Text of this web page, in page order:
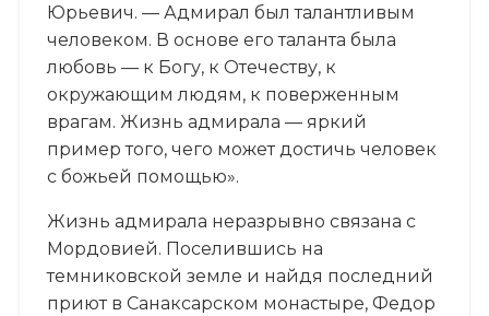
Юрьевич. — Адмирал был талантливым
человеком. В основе его таланта была
любовь — к Богу, к Отечеству, к
окружающим людям, к поверженным
врагам. Жизнь адмирала — яркий
пример того, чего может достичь человек
с божьей помощью».
Жизнь адмирала неразрывно связана с
Мордовией. Поселившись на
темниковской земле и найдя последний
приют в Санаксарском монастыре, Федор